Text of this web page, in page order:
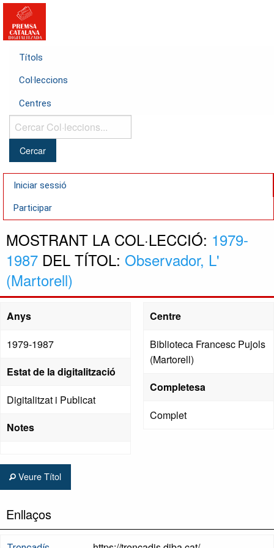
Títols
Col·leccions
Centres
Cercar
Col·leccions...
Iniciar sessió
Participar
MOSTRANT LA COL·LECCIÓ: 1979-
1987 DEL TÍTOL: Observador, L'
(Martorell)
Anys
1979-1987
Estat de la digitalització
Digitalitzat i Publicat
Notes
Centre
Biblioteca Francesc Pujols
(Martorell)
Completesa
Complet
Veure Títol
Enllaços